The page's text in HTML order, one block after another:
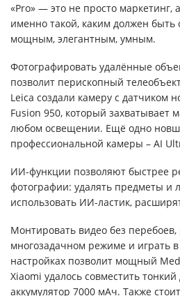
«Pro» — это не просто маркетинг,
именно такой, каким должен
мощным, элегантным, умным.
Фотографировать удалённые
позволит перископный
Leica создали камеру с датчиком
Fusion 950, который захватывает
любом освещении. Ещё одно
профессиональной камеры – AI
ИИ-функции позволяют быстрее
фотографии: удалять предметы и
использовать ИИ-ластик,
Монтировать видео без перебоев,
многозадачном режиме и играть
настройках позволит мощный
Xiaomi удалось совместить
аккумулятор 7000 мАч. Также